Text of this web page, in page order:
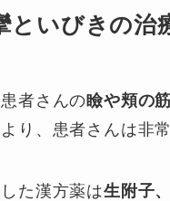
といびきの治
者さんの瞼や頬の
り、患者さんは非
た漢方薬は生附子